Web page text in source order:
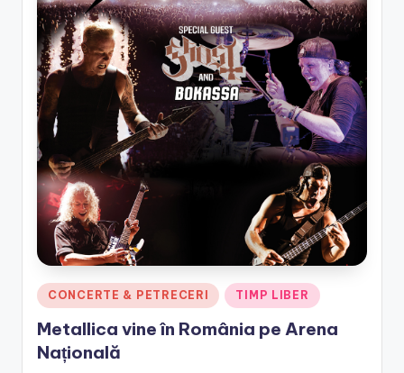
e
.
r
o
Posted
CONCERTE & PETRECERI TIMP LIBER
Metallica vine în România pe Arena
Națională